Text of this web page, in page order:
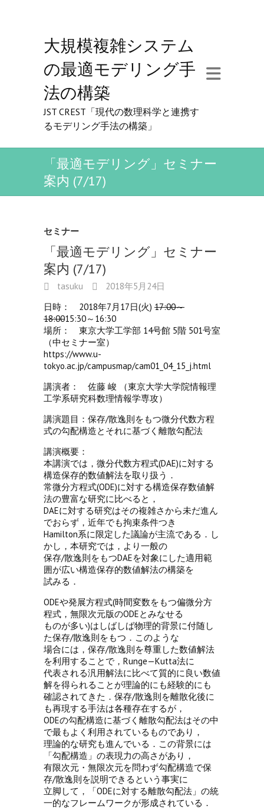
大規模複雑システム
の最適モデリング手
法の構築
JST CREST「現代の数理科学と連携す
るモデリング手法の構築」
「最適モデリング」セミナー
案内 (7/17)
セミナー
「最適モデリング」セミナー
案内 (7/17)
tasuku
2018年5月24日
日時： 2018年7月17日(火) 17:00～
18:0015:30～16:30
場所： 東京大学工学部 14号館 5階 501号室
（中セミナー室）
https://www.u-
tokyo.ac.jp/campusmap/cam01_04_15_j.html
講演者： 佐藤 峻 （東京大学大学院情報理
工学系研究科数理情報学専攻）
講演題目：保存/散逸則をもつ微分代数方程
式の勾配構造とそれに基づく離散勾配法
講演概要：
本講演では，微分代数方程式(DAE)に対する
構造保存的数値解法を取り扱う．
常微分方程式(ODE)に対する構造保存数値解
法の豊富な研究に比べると，
DAEに対する研究はその複雑さから未だ進ん
でおらず，近年でも拘束条件つき
Hamilton系に限定した議論が主流である．し
かし，本研究では，より一般の
保存/散逸則をもつDAEを対象にした適用範
囲が広い構造保存的数値解法の構築を
試みる．
ODEや発展方程式(時間変数をもつ偏微分方
程式，無限次元版のODEとみなせる
ものが多い)はしばしば物理的背景に付随し
た保存/散逸則をもつ．このような
場合には，保存/散逸則を尊重した数値解法
を利用することで，Runge—Kutta法に
代表される汎用解法に比べて質的に良い数値
解を得られることが理論的にも経験的にも
確認されてきた．保存/散逸則を離散化後に
も再現する手法は各種存在するが，
ODEの勾配構造に基づく離散勾配法はその中
で最もよく利用されているものであり，
理論的な研究も進んでいる．この背景には
「勾配構造」の表現力の高さがあり，
有限次元・無限次元を問わず勾配構造で保
存/散逸則を説明できるという事実に
立脚して，「ODEに対する離散勾配法」の統
一的なフレームワークが形成されている．